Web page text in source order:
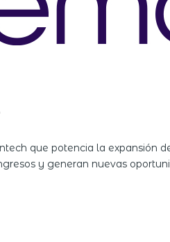
que potencia la expansión
y generan nuevas